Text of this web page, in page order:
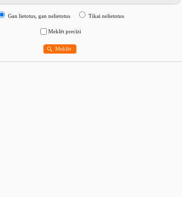
Gan lietotus, gan nelietotus Tikai nelietotus
Meklēt precīzi
Meklēt